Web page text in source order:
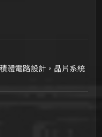
體電路設計，晶片系統